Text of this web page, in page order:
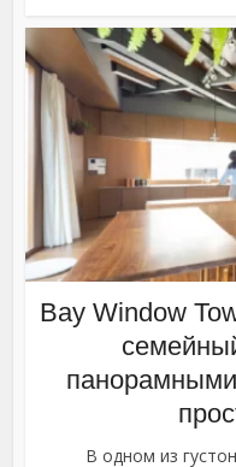
Bay Window
В одном из